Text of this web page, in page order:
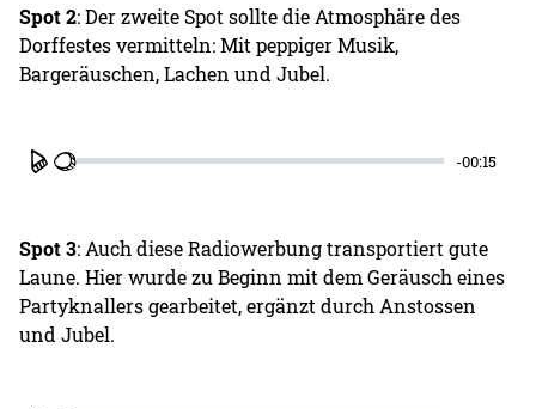
Spot 2: Der zweite Spot sollte die Atmosphäre des
Dorffestes vermitteln: Mit peppiger Musik,
Bargeräuschen, Lachen und Jubel.
Play
-00:15
Spot 3: Auch diese Radiowerbung transportiert gute
Laune. Hier wurde zu Beginn mit dem Geräusch eines
Partyknallers gearbeitet, ergänzt durch Anstossen
und Jubel.